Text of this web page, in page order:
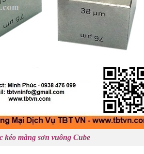
kéo màng sơn vuông Cube